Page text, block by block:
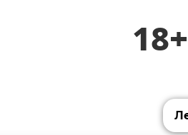
18+